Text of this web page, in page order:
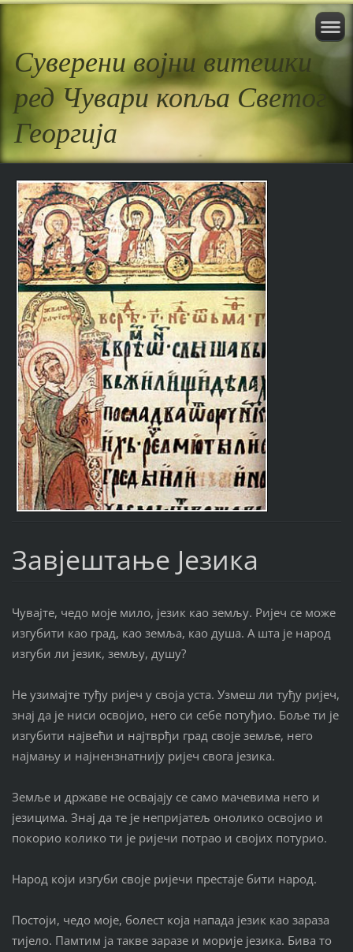
Суверени војни витешки
ред Чувари копља Светог
Георгија
Завјештање Језика
Чувајте, чедо моје мило, језик као земљу. Ријеч се може
изгубити као град, као земља, као душа. А шта је народ
изгуби ли језик, земљу, душу?
Не узимајте туђу ријеч у своја уста. Узмеш ли туђу ријеч,
знај да је ниси освојио, него си себе потуђио. Боље ти је
изгубити највећи и најтврђи град своје земље, него
најмању и најнензнатнију ријеч свога језика.
Земље и државе не освајају се само мачевима него и
језицима. Знај да те је непријатељ онолико освојио и
покорио колико ти је ријечи потрао и својих потурио.
Народ који изгуби своје ријечи престаје бити народ.
Постоји, чедо моје, болест која напада језик као зараза
тијело. Памтим ја такве заразе и морије језика. Бива то